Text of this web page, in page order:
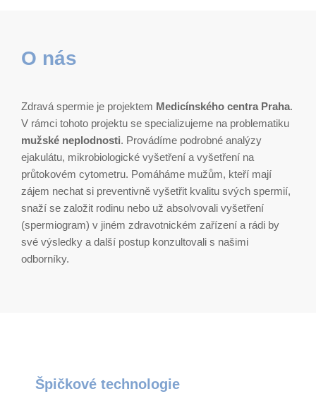
O nás
Zdravá spermie je projektem Medicínského centra Praha.
V rámci tohoto projektu se specializujeme na problematiku
mužské neplodnosti. Provádíme podrobné analýzy
ejakulátu, mikrobiologické vyšetření a vyšetření na
průtokovém cytometru. Pomáháme mužům, kteří mají
zájem nechat si preventivně vyšetřit kvalitu svých spermií,
snaží se založit rodinu nebo už absolvovali vyšetření
(spermiogram) v jiném zdravotnickém zařízení a rádi by
své výsledky a další postup konzultovali s našimi
odborníky.
Špičkové technologie